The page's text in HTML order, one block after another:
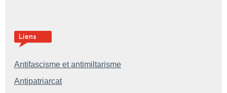
Antifascisme et antimiltarisme
Antipatriarcat